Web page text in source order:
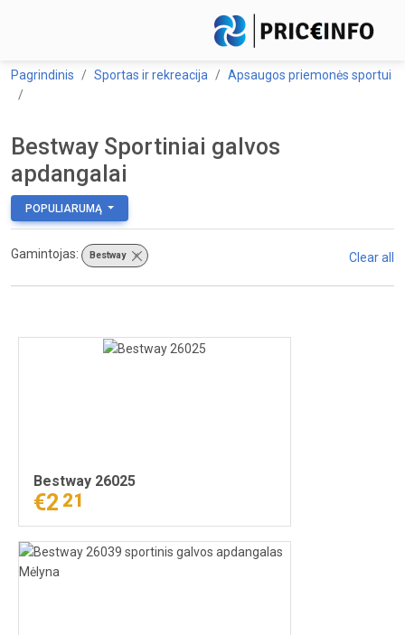
Pagrindinis Sportas ir rekreacija Apsaugos priemonės sportui
Bestway Sportiniai galvos
apdangalai
POPULIARUMĄ
Gamintojas: Bestway × Clear all
Bestway 26025
€2 21